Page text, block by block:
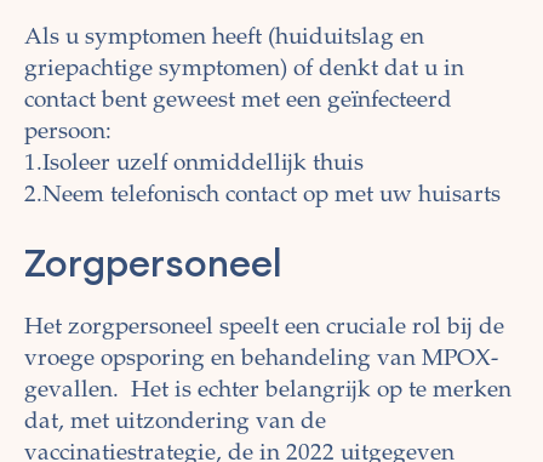
Als u symptomen heeft (huiduitslag en
griepachtige symptomen) of denkt dat u in
contact bent geweest met een geïnfecteerd
persoon:
1.Isoleer uzelf onmiddellijk thuis
2.Neem telefonisch contact op met uw huisarts
Zorgpersoneel
Het zorgpersoneel speelt een cruciale rol bij de
vroege opsporing en behandeling van MPOX-
gevallen. Het is echter belangrijk op te merken
dat, met uitzondering van de
vaccinatiestrategie, de in 2022 uitgegeven